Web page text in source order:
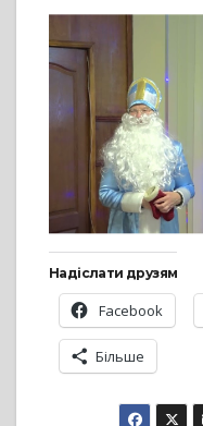
Надіслати друзям
Facebook
Більше